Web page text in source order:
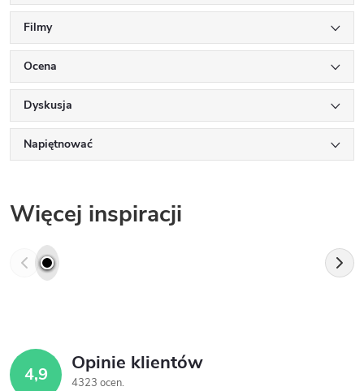
Filmy
Ocena
Dyskusja
Napiętnować
Więcej inspiracji
4,9 Opinie klientów
4323 ocen